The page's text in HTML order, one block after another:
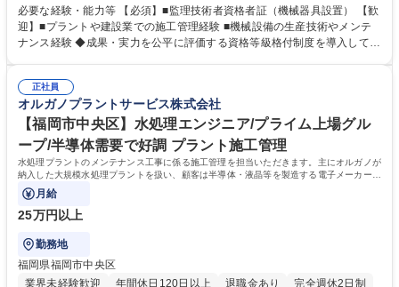
り、需要が増加しております。 顧客は官公庁をはじめ、半導体・液晶等を
製造する電子メーカーや医薬品メーカー、食品メーカー等です。日本全国
の顧客に迅速な対応を行う為、全国に23ヶ所の出張所を設置しており、グ
器具設置）
必要な経験・能力等 【必須】■監理技術者資格者証（機械器具設置） 【歓
迎】■プラントや建設業での施工管理経験 ■機械設備の生産技術やメンテ
ナンス経験 ◆成果・実力を公平に評価する資格等級格付制度を導入してい
に普及した全国の多くの上下水道施設が老朽化、更新時期を迎えていま
す。「水」の能力を引き出すプライム市場上場オルガノグループで、水処
理プラントに関する経験を活かして活躍できます。 学歴・資格 学歴：大
学院 大学 高専 短大 専修学校 高校 語学力： 資格：監理技術者 第一種運転
免許普通自動車
正社員
オルガノプラントサービス株式会社
【福岡市中央区】水処理エンジニア/プライム上場グル
ープ/半導体需要で好調 プラント施工管理
水処理プラントのメンテナンス工事に係る施工管理を担当いただきます。主にオルガノが
納入した大規模水処理プラントを扱い、顧客は半導体・液晶等を製造する電子メーカーや
医薬品メーカー、食品メーカー等です。
月給
25万円以上
勤務地
福岡県福岡市中央区
業界未経験歓迎
年間休日120日以上 退職金あり 完全週休2日制